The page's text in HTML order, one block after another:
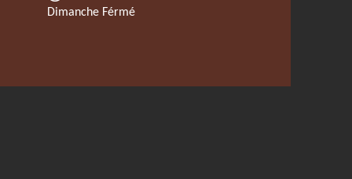
Dimanche Férmé